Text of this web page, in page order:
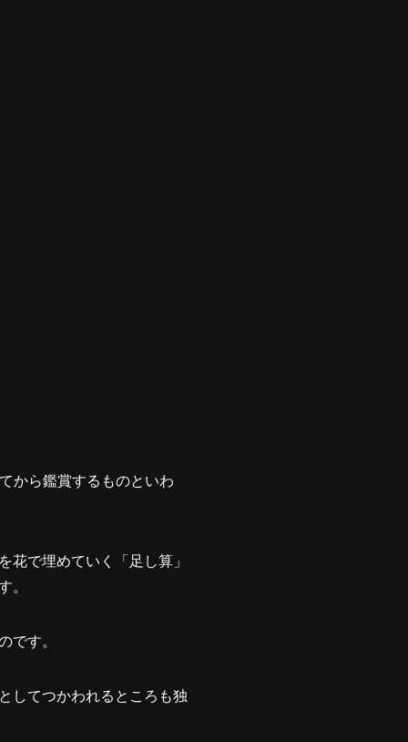
から鑑賞するものといわ
で埋めていく「足し算」
す。
してつかわれるところも独